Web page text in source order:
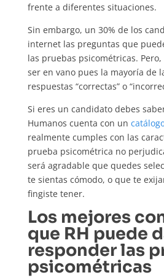
frente a diferentes situaciones.
Sin embargo, un 30% de los
internet las preguntas que
las pruebas psicométricas.
ser en vano pues la mayoría de
respuestas “correctas” o
Si eres un candidato debes
Humanos cuenta con un
realmente cumples con las
prueba psicométrica no
será agradable que quedes
te sientas cómodo, o que te
fingiste tener.
Los mejores
que RH puede
responder las
psicométricas